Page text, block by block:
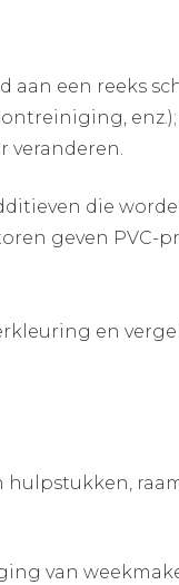
aan een reeks
veranderen.
die
geven PVC-
en
van